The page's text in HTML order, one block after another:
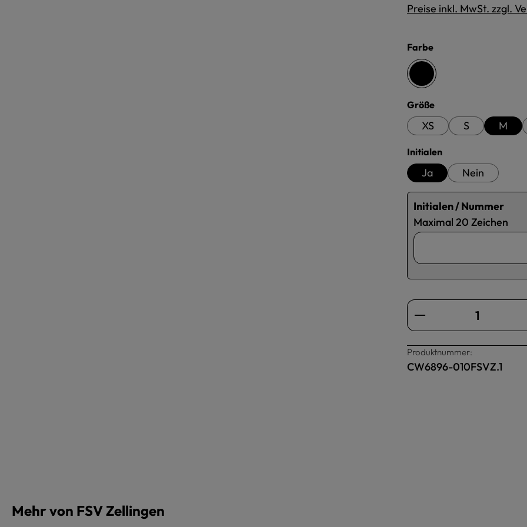
Preise inkl. MwSt. zzgl.
Farbeauswählen
schwarz
Größeauswählen
XS S M
Initialenauswählen
Ja Nein
Initialen / Nummer
Maximal 20 Zeichen
Produkt Anzahl:
Produktnummer:
CW6896-010FSVZ.1
Mehr von FSV Zellingen